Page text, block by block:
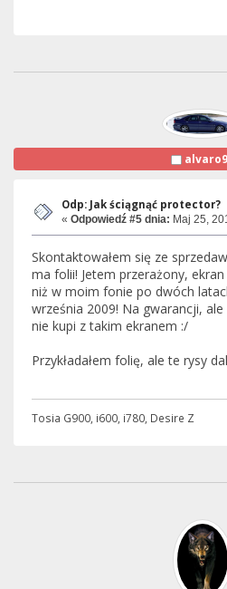
Odp: Jak ściągnąć protector?
« Odpowiedź #5 dnia: Maj 25,
Skontaktowałem się ze
ma folii! Jetem przerażony,
niż w moim fonie po dwóch
września 2009! Na gwarancji,
nie kupi z takim ekranem :/
Przykładałem folię, ale te rysy
Tosia G900, i600, i780, Desire Z